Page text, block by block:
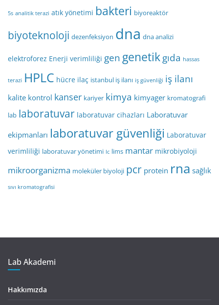
5s analitik terazi atık yönetimi bakteri biyoreaktör
biyoteknoloji dezenfeksiyon dna dna analizi
elektroforez Enerji verimliliği gen genetikgıda hassas
terazi HPLC hücre ilaç istanbul iş ilanı iş güvenliği iş ilanı
kalite kontrol kanser kariyer kimya kimyager kromatografi
lab laboratuvar laboratuvar cihazları Laboratuvar
ekipmanları laboratuvar güvenliği Laboratuvar
verimliliği laboratuvar yönetimi lc lims mantar mikrobiyoloji
mikroorganizma moleküler biyoloji pcr protein rna sağlık
sıvı kromatografisi
Lab Akademi
Hakkımızda